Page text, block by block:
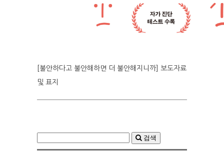
[불안하다고 불안해하면 더 불안해지니까] 보도자료
및 표지
검색